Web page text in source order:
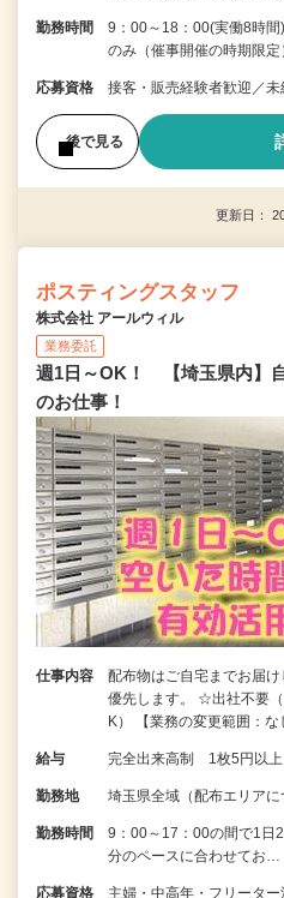
勤務時間
9：00～18：00(実働8時
のみ（催事開催の時期限定
応募資格 接客・販売経験者歓迎／未
後で見る
更新日：
ポスティングスタッフ
株式会社 アールウィル
業務委託
週1日～OK！ 【埼玉県内】
のお仕事！
仕事内容
配布物はご自宅までお届
優先します。 ☆出社不要
K） 【業務の変更範囲：な
給与 完全出来高制 1枚5円以上
勤務地 埼玉県全域（配布エリアに
勤務時間
9：00～17：00の間で1日
分のペースに合わせてお…
応募資格 主婦・中高年・フリーター